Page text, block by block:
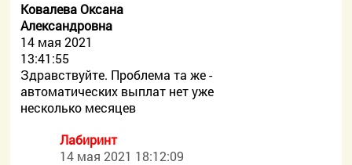
Ковалева Оксана
Александровна
14 мая 2021
13:41:55
Здравствуйте. Проблема та же -
автоматических выплат нет уже
несколько месяцев
Лабиринт
14 мая 2021 18:12:09